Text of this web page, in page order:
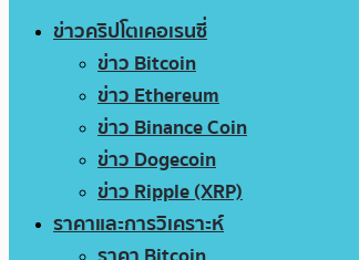
ข่าวคริปโตเคอเรนซี่
ข่าว Bitcoin
ข่าว Ethereum
ข่าว Binance Coin
ข่าว Dogecoin
ข่าว Ripple (XRP)
ราคาและการวิเคราะห์